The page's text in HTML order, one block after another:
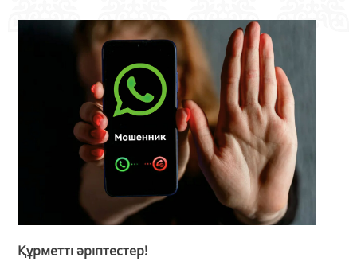
Құрметті әріптестер!